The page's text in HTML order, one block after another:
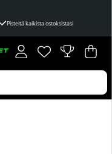
Pisteitä kaikista ostoksistasi
Toivelista
Lukumäärä
. .